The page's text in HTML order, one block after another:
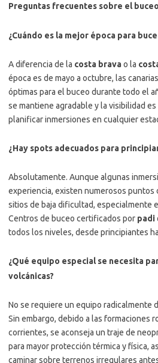
Preguntas frecuentes sobre el
¿Cuándo es la mejor época para
A diferencia de la costa bravao la
época es de mayo a octubre, las
óptimas para el buceo durante todo el
se mantiene agradable y la visibilidad
planificar inmersiones en cualquier
¿Hay spots adecuados para
Absolutamente. Aunque algunas
experiencia, existen numerosos puntos
sitios de baja dificultad, especialmente
Centros de buceo certificados por padi
todos los niveles, desde principiantes
¿Qué equipo especial se necesita
volcánicas?
No se requiere un equipo radicalmente
Sin embargo, debido a las formaciones
corrientes, se aconseja un traje de
para mayor protección térmica y física,
caminar sobre terrenos irregulares